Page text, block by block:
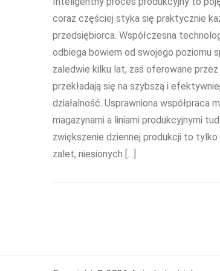
coraz częściej styka się praktycznie
przedsiębiorca. Współczesna
odbiega bowiem od swojego poziomu
zaledwie kilku lat, zaś oferowane przez
przekładają się na szybszą i
działalność. Usprawniona współpraca
magazynami a liniami produkcyjnymi
zwiększenie dziennej produkcji to
zalet, niesionych […]